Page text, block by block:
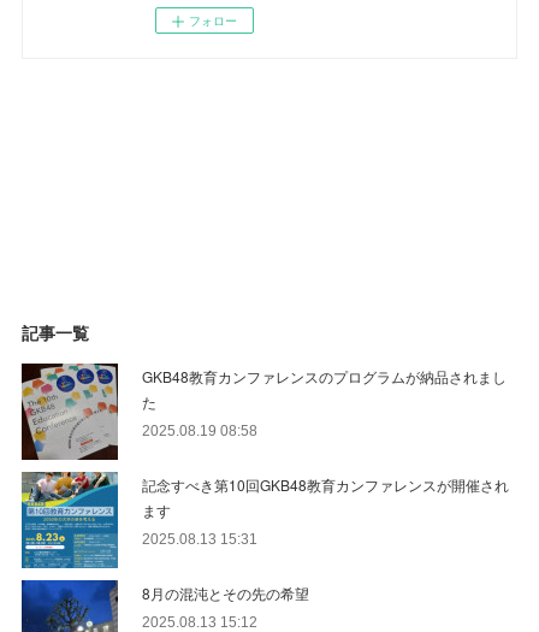
フォロー
記事一覧
GKB48教育カンファレンスのプログラムが納品されまし
た
2025.08.19 08:58
記念すべき第10回GKB48教育カンファレンスが開催され
ます
2025.08.13 15:31
8月の混沌とその先の希望
2025.08.13 15:12